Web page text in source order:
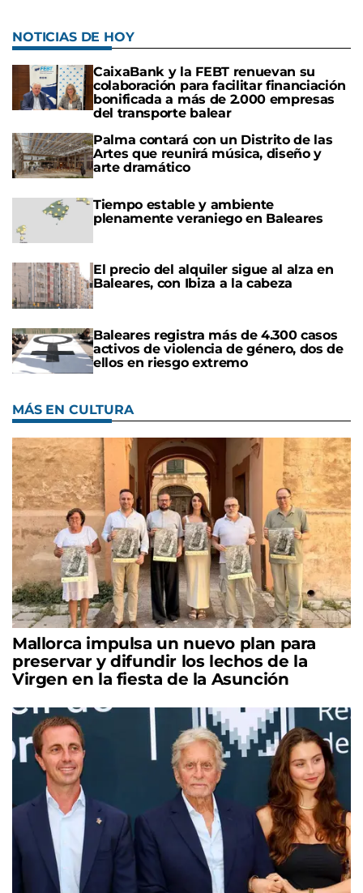
NOTICIAS DE HOY
CaixaBank y la FEBT renuevan su
colaboración para facilitar financiación
bonificada a más de 2.000 empresas
del transporte balear
Palma contará con un Distrito de las
Artes que reunirá música, diseño y
arte dramático
Tiempo estable y ambiente
plenamente veraniego en Baleares
El precio del alquiler sigue al alza en
Baleares, con Ibiza a la cabeza
Baleares registra más de 4.300 casos
activos de violencia de género, dos de
ellos en riesgo extremo
MÁS EN CULTURA
Mallorca impulsa un nuevo plan para
preservar y difundir los lechos de la
Virgen en la fiesta de la Asunción